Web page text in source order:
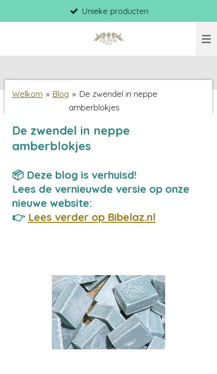
direct
Unieke producten
Welkom » Blog » De zwendel in neppe
amberblokjes
De zwendel in neppe
amberblokjes
📦 Deze blog is verhuisd!
Lees de vernieuwde versie op onze
nieuwe website:
👉 Lees verder op Bibelaz.nl